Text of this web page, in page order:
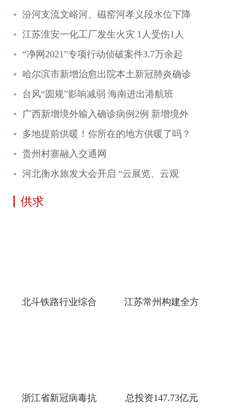
汾河支流文峪河、磁窑河孝义段水位下降
江苏淮安一化工厂发生火灾 1人受伤1人
“净网2021”专项行动侦破案件3.7万余起
哈尔滨市新增治愈出院本土新冠肺炎确诊
台风“圆规”影响减弱 海南进出港航班
广西新增境外输入确诊病例2例 新增境外
多地提前供暖！你所在的地方供暖了吗？
贵州村寨融入交通网
河北衡水旅发大会开启 “云展览、云观
供求
北斗铁路行业综合 江苏常州构建全方
浙江省新冠病毒抗 总投资147.73亿元